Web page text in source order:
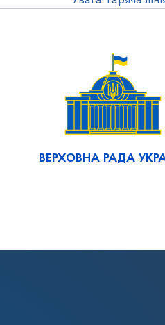
ВЕРХОВНА РАДА